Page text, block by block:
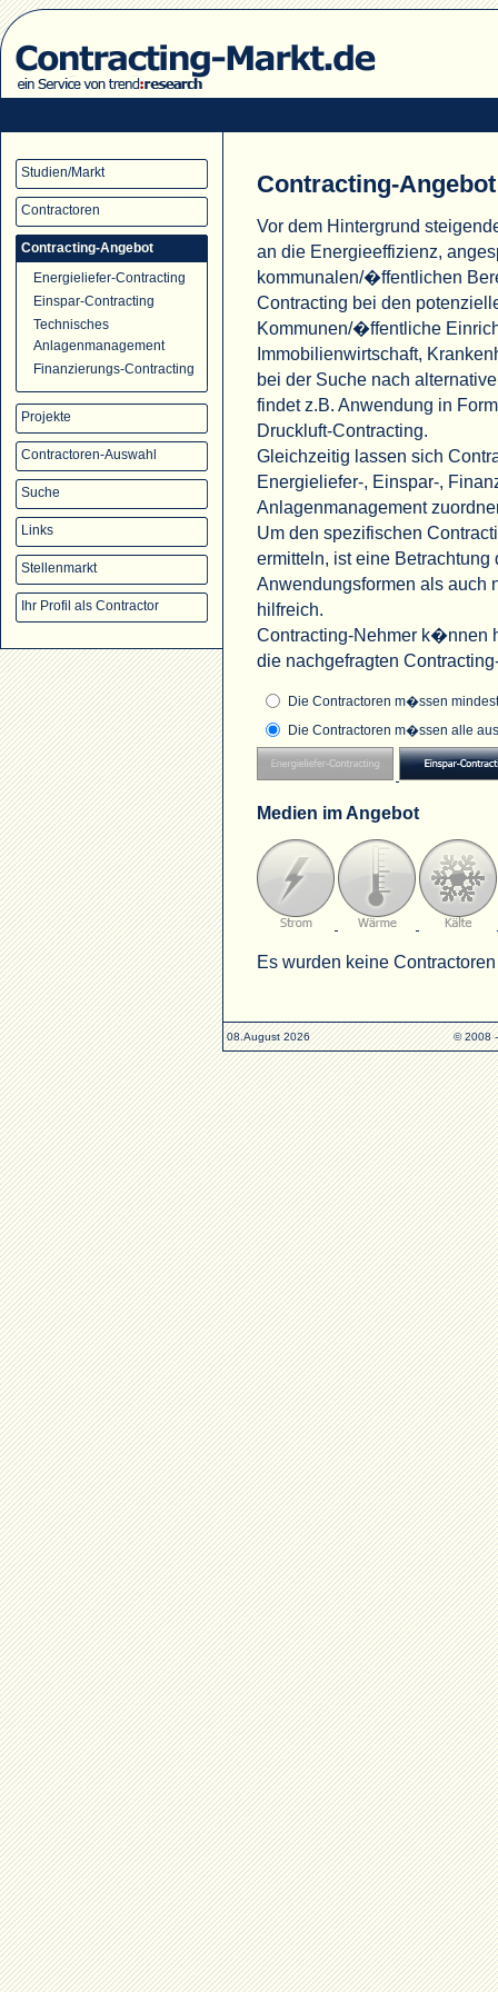
Studien/Markt
Contractoren
Contracting-Angebot
Energieliefer-Contracting
Einspar-Contracting
Technisches
Anlagenmanagement
Finanzierungs-Contracting
Projekte
Contractoren-Auswahl
Suche
Links
Stellenmarkt
Ihr Profil als Contractor
Contracting-Angebot
Vor dem Hintergrund
an die Energieeffizienz,
kommunalen/�ffentlichen
Contracting bei den
Kommunen/�ffentliche
Immobilienwirtschaft,
bei der Suche nach
findet z.B. Anwendung in
Druckluft-Contracting.
Gleichzeitig lassen sich
Energieliefer-, Einspar-,
Anlagenmanagement
Um den spezifischen
ermitteln, ist eine
Anwendungsformen als auch
hilfreich.
Contracting-Nehmer k�nnen
die nachgefragten
Die Contractoren m�ssen
Die Contractoren m�ssen alle
Medien im Angebot
Es wurden keine
08.August 2026 © 2008